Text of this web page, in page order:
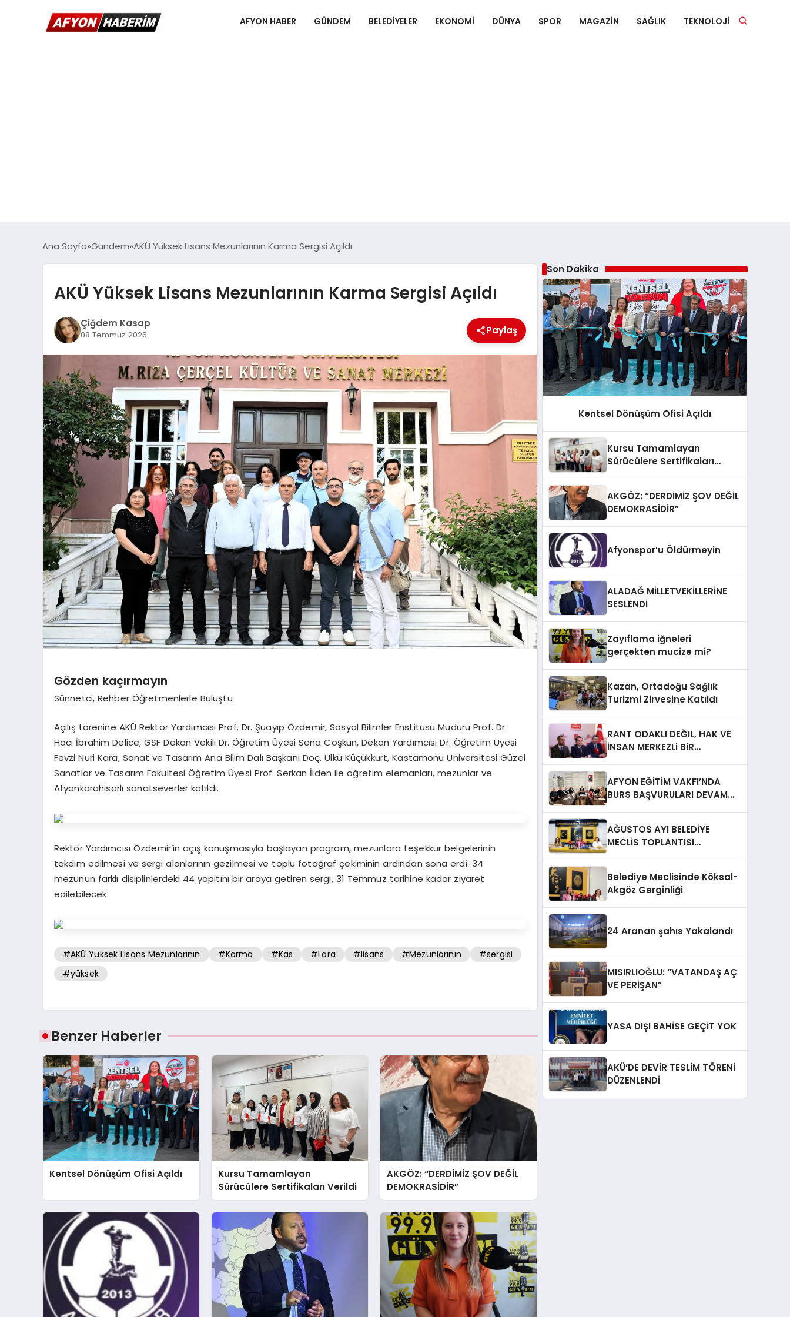
AFYON HABER GÜNDEM BELEDIYELER EKONOMI DÜNYA SPOR MAGAZIN SAĞLIK TEKNOLOJI
Ana Sayfa Gündem AKÜ Yüksek Lisans Mezunlarının Karma Sergisi Açıldı
AKÜ Yüksek Lisans Mezunlarının Karma Sergisi Açıldı
Çiğdem Kasap
08 Temmuz 2026 Paylaş
Gözden kaçırmayın
Sünnetci, Rehber Öğretmenlerle Buluştu
Açılış törenine AKÜ Rektör Yardımcısı Prof. Dr. Şuayıp Özdemir, Sosyal Bilimler Enstitüsü Müdürü Prof. Dr.
Hacı İbrahim Delice, GSF Dekan Vekili Dr. Öğretim Üyesi Sena Coşkun, Dekan Yardımcısı Dr. Öğretim Üyesi
Fevzi Nuri Kara, Sanat ve Tasarım Ana Bilim Dalı Başkanı Doç. Ülkü Küçükkurt, Kastamonu Üniversitesi Güzel
Sanatlar ve Tasarım Fakültesi Öğretim Üyesi Prof. Serkan İlden ile öğretim elemanları, mezunlar ve
Afyonkarahisarlı sanatseverler katıldı.
Rektör Yardımcısı Özdemir’in açış konuşmasıyla başlayan program, mezunlara teşekkür belgelerinin
takdim edilmesi ve sergi alanlarının gezilmesi ve toplu fotoğraf çekiminin ardından sona erdi. 34
mezunun farklı disiplinlerdeki 44 yapıtını bir araya getiren sergi, 31 Temmuz tarihine kadar ziyaret
edilebilecek.
#AKÜ Yüksek Lisans Mezunlarının #Karma #Kas #Lara #lisans #Mezunlarının
#sergisi
#yüksek
Benzer Haberler
Kentsel Dönüşüm Ofisi Açıldı
Kursu Tamamlayan
Sürücülere Sertifikaları Verildi
AKGÖZ: “DERDİMİZ ŞOV DEĞİL
DEMOKRASİDİR”
Son Dakika
Kentsel Dönüşüm Ofisi Açıldı
Kursu Tamamlayan
Sürücülere Sertifikaları
AKGÖZ: “DERDİMİZ ŞOV DEĞİL
DEMOKRASİDİR”
Afyonspor’u Öldürmeyin
ALADAĞ MİLLETVEKİLLERİNE
SESLENDİ
Zayıflama iğneleri
gerçekten mucize mi?
Kazan, Ortadoğu Sağlık
Turizmi Zirvesine Katıldı
RANT ODAKLI DEĞIL, HAK VE
İNSAN MERKEZLi BiR
YANINDAYIZ!
AFYON EĞİTİM VAKFI’NDA
BURS BAŞVURULARI DEVAM
AĞUSTOS AYI BELEDİYE
MECLİS TOPLANTISI
Belediye Meclisinde Köksal-
Akgöz Gerginliği
24 Aranan şahıs Yakalandı
MISIRLIOĞLU: “VATANDAŞ AÇ
VE PERİŞAN”
YASA DIŞI BAHİSE GEÇİT YOK
AKÜ’DE DEVİR TESLİM TÖRENİ
DÜZENLENDİ